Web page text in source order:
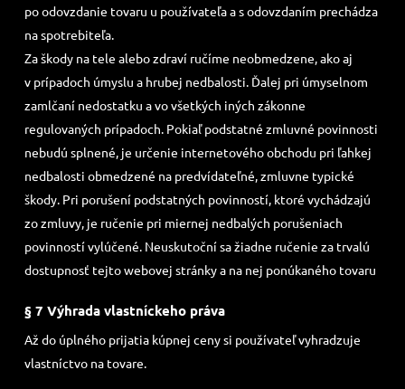
po odovzdanie tovaru u používateľa a s odovzdaním prechádza
na spotrebiteľa.
Za škody na tele alebo zdraví ručíme neobmedzene, ako aj
v prípadoch úmyslu a hrubej nedbalosti. Ďalej pri úmyselnom
zamlčaní nedostatku a vo všetkých iných zákonne
regulovaných prípadoch. Pokiaľ podstatné zmluvné povinnosti
nebudú splnené, je určenie internetového obchodu pri ľahkej
nedbalosti obmedzené na predvídateľné, zmluvne typické
škody. Pri porušení podstatných povinností, ktoré vychádzajú
zo zmluvy, je ručenie pri miernej nedbalých porušeniach
povinností vylúčené. Neuskutoční sa žiadne ručenie za trvalú
dostupnosť tejto webovej stránky a na nej ponúkaného tovaru
§ 7 Výhrada vlastníckeho práva
Až do úplného prijatia kúpnej ceny si používateľ vyhradzuje
vlastníctvo na tovare.